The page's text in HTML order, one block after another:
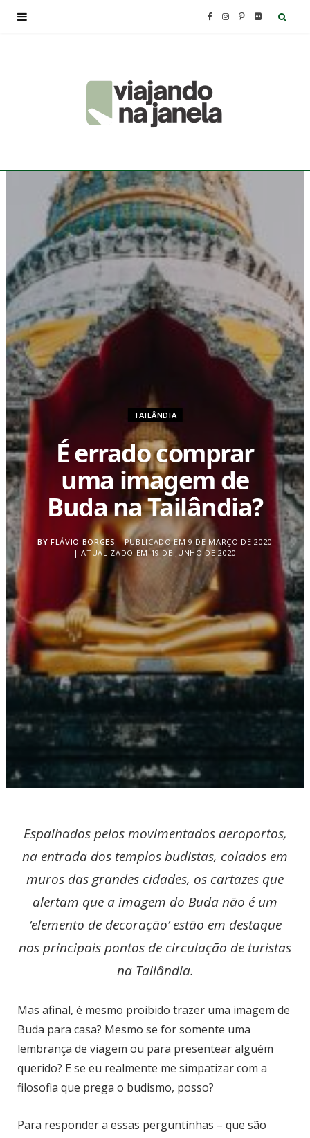
e
o
o
k
I
g
r
a
P
s
F
TAILÂNDIA
É errado comprar
uma imagem de
Buda na Tailândia?
BY FLÁVIO BORGES
PUBLICADO EM 9 DE MARÇO DE 2020
| ATUALIZADO EM 19 DE JUNHO DE 2020
Espalhados pelos movimentados aeroportos,
na entrada dos templos budistas, colados em
muros das grandes cidades, os cartazes que
alertam que a imagem do Buda não é um
‘elemento de decoração’ estão em destaque
nos principais pontos de circulação de turistas
na Tailândia.
Mas afinal, é mesmo proibido trazer uma imagem de
Buda para casa? Mesmo se for somente uma
lembrança de viagem ou para presentear alguém
querido? E se eu realmente me simpatizar com a
filosofia que prega o budismo, posso?
Para responder a essas perguntinhas – que são